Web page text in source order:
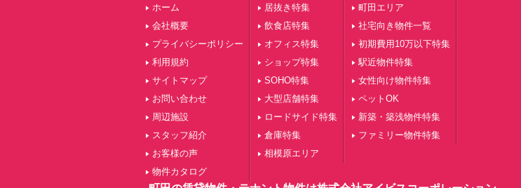
ホーム
会社概要
プライバシーポリシー
利用規約
サイトマップ
お問い合わせ
周辺施設
スタッフ紹介
お客様の声
物件カタログ
居抜き特集
飲食店特集
オフィス特集
ショップ特集
SOHO特集
大型店舗特集
ロードサイド特集
倉庫特集
相模原エリア
町田エリア
社宅向き物件一覧
初期費用10万以下特集
駅近物件特集
女性向け物件特集
ペットOK
新築・築浅物件特集
ファミリー物件特集